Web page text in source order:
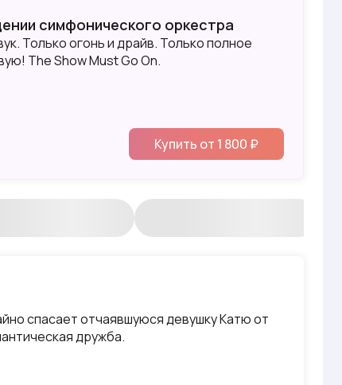
симфонического оркестра
Только огонь и драйв. Только полное
The Show Must Go On.
Купить от 1 800 ₽
спасает отчаявшуюся девушку Катю от
дружба.